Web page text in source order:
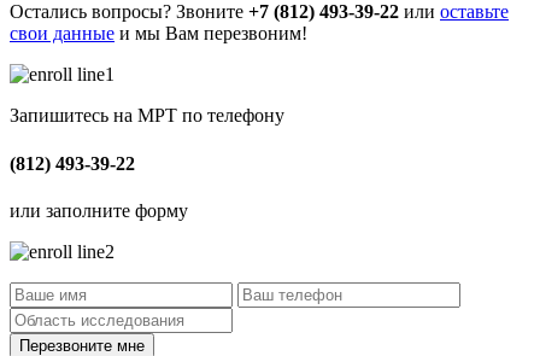
Остались вопросы? Звоните +7 (812) 493-39-22 или оставьте
свои данные и мы Вам перезвоним!
Запишитесь на МРТ по телефону
(812) 493-39-22
или заполните форму